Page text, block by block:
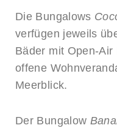
Die Bungalows
verfügen jeweils
Bäder mit Open-
offene
Meerblick.
Der Bungalow